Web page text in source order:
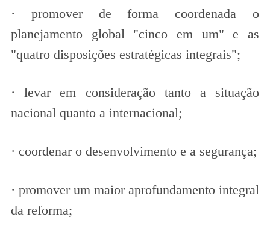
· promover de forma coordenada o
planejamento global "cinco em um" e as
"quatro disposições estratégicas integrais";
· levar em consideração tanto a situação
nacional quanto a internacional;
· coordenar o desenvolvimento e a segurança;
· promover um maior aprofundamento integral
da reforma;